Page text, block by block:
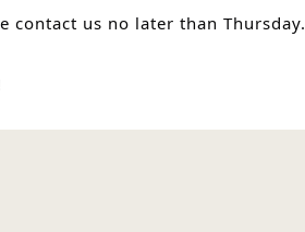
contact us no later than Thursday.